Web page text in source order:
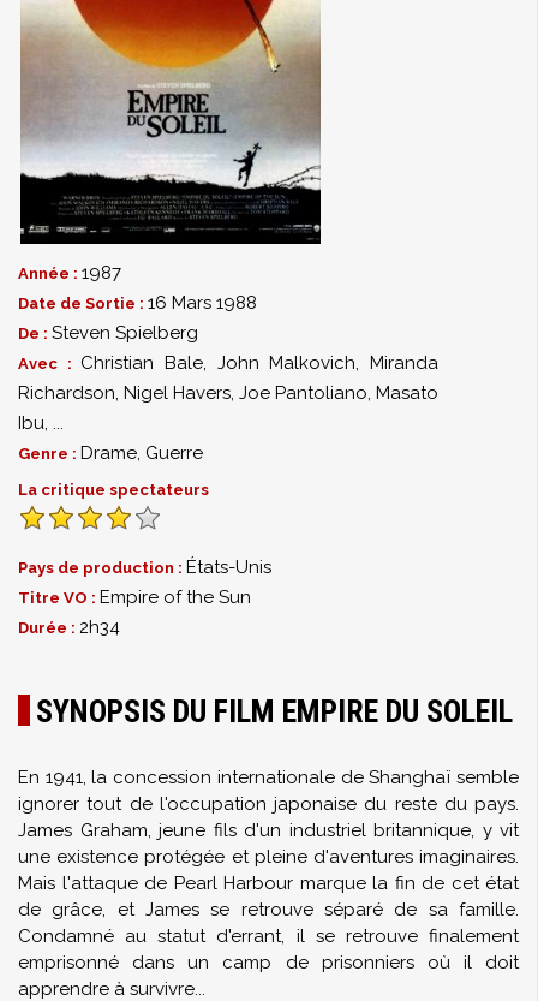
Année : 1987
Date de Sortie : 16 Mars 1988
De : Steven Spielberg
Avec : Christian Bale, John Malkovich,Miranda
Richardson, Nigel Havers, Joe Pantoliano, Masato
Ibu, ...
Genre : Drame, Guerre
La critique spectateurs
Pays de production : États-Unis
Titre VO : Empire of the Sun
Durée : 2h34
SYNOPSIS DU FILM EMPIRE DU SOLEIL
En 1941, la concession internationale de Shanghaï semble
ignorer tout de l'occupation japonaise du reste du pays.
James Graham, jeune fils d'un industriel britannique, y vit
une existence protégée et pleine d'aventures imaginaires.
Mais l'attaque de Pearl Harbour marque la fin de cet état
de grâce, et James se retrouve séparé de sa famille.
Condamné au statut d'errant, il se retrouve finalement
emprisonné dans un camp de prisonniers où il doit
apprendre à survivre...